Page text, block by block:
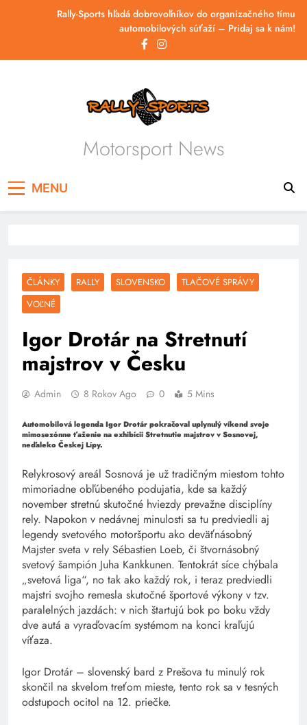
Rally-Sports hľadá dobrovoľníkov do organizačného tímu
automobilových súťaží – Pridaj sa k nám!
Motorsport News
MENU
ČLÁNKY RALLY SLOVENSKO
TLAČOVÉ SPRÁVY
VOĽNÉ
Igor Drotár na Stretnutí
majstrov v Česku
Admin 8 Rokov Ago 0 5 Mins
Automobilová legenda Igor Drotár pokračoval uplynulý víkend svoje
mimosezónne ťaženie na exhibícii Stretnutie majstrov v Sosnovej,
neďaleko Českej Lípy.
Relykrosový areál Sosnová je už tradičným miestom tohto
mimoriadne obľúbeného podujatia, kde sa každý
november stretnú skutočné hviezdy prevažne disciplíny
rely. Napokon v nedávnej minulosti sa tu predviedli aj
legendy svetového motoršportu ako deväťnásobný
Majster sveta v rely Sébastien Loeb, či štvornásobný
svetový šampión Juha Kankkunen. Tentokrát síce chýbala
„svetová liga“, no tak ako každý rok, i teraz predviedli
majstri svojho remesla skutočné športové výkony v tzv.
paralelných jazdách: v nich štartujú bok po boku vždy
dve autá a vyraďovacím systémom na konci kraľujú
víťaza.
Igor Drotár – slovenský bard z Prešova tu minulý rok
skončil na skvelom treťom mieste, tento rok sa v tesných
odstupoch ocitol na 12. priečke.